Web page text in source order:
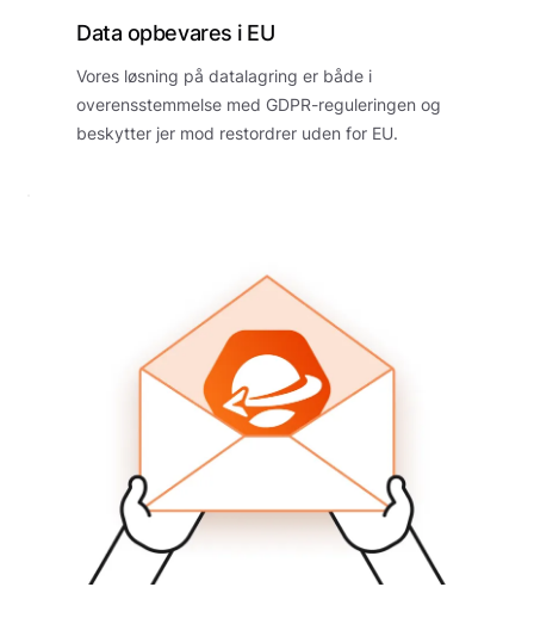
Data opbevares i EU
Vores løsning på datalagring er både i
overensstemmelse med GDPR-reguleringen og
beskytter jer mod restordrer uden for EU.